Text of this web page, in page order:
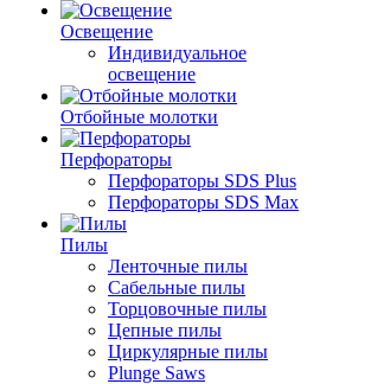
Освещение
Индивидуальное
освещение
Отбойные молотки
Перфораторы
Перфораторы SDS Plus
Перфораторы SDS Max
Пилы
Ленточные пилы
Сабельные пилы
Торцовочные пилы
Цепные пилы
Циркулярные пилы
Plunge Saws